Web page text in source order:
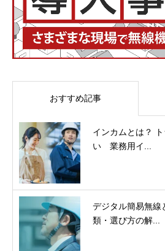
おすすめ記事
インカムとは？
い 業務用イ...
デジタル簡易無線
類・選び方の解...